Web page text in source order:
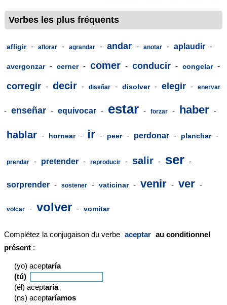
Verbes les plus fréquents
afligir - aflorar - agrandar - andar - anotar - aplaudir -
avergonzar - cerner - comer - conducir - congelar -
corregir - decir - diseñar - disolver - elegir - enervar
- enseñar - equivocar - estar - forzar - haber -
hablar - hornear - ir - peer - perdonar - planchar -
prendar - pretender - reproducir - salir - ser -
sorprender - sostener - vaticinar - venir - ver -
volcar - volver - vomitar
Complétez la conjugaison du verbe aceptar au conditionnel
présent :
(yo) aceptaría
(tú)
(él) aceptaría
(ns) aceptaríamos